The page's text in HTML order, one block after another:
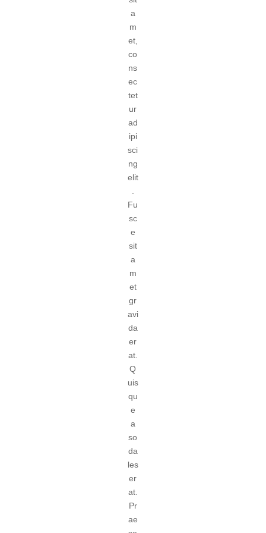
a
m
et,
co
ns
ec
tet
ur
ad
ipi
sci
ng
elit
.
Fu
sc
e
sit
a
m
et
gr
avi
da
er
at.
Q
uis
qu
e
a
so
da
les
er
at.
Pr
ae